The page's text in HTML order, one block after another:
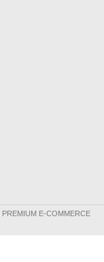
. PREMIUM E-COMMERCE